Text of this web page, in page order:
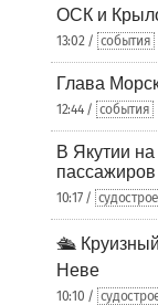
ОСК и
13:02 / события
Глава
12:44 / события
В Якутии
пассажиров
10:17 /
🛳️ Круизный
Неве
10:10 /